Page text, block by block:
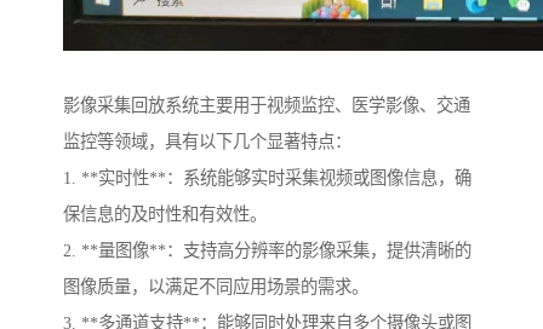
影像采集回放系统主要用于视频监控、医学影像、交通
监控等领域，具有以下几个显著特点：
1. **实时性**：系统能够实时采集视频或图像信息，确
保信息的及时性和有效性。
2. **量图像**：支持高分辨率的影像采集，提供清晰的
图像质量，以满足不同应用场景的需求。
3. **多通道支持**：能够同时处理来自多个摄像头或图